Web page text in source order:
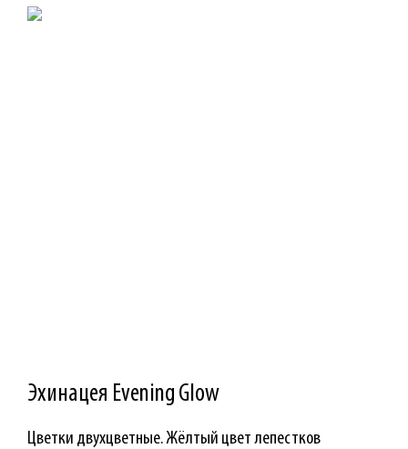
Эхинацея Evening Glow
Цветки двухцветные. Жёлтый цвет лепестков